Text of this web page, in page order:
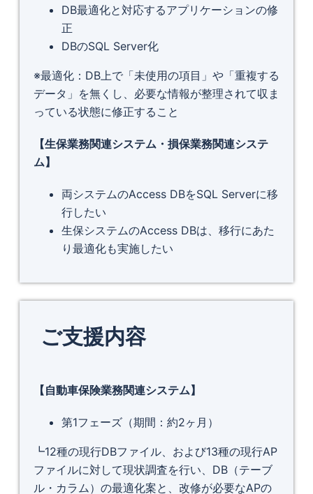
DB最適化と対応するアプリケーションの修
正
DBのSQL Server化
※最適化：DB上で「未使用の項目」や「重複する
データ」を無くし、必要な情報が整理されて収ま
っている状態に修正すること
【生保業務関連システム・損保業務関連システ
ム】
両システムのAccess DBをSQL Serverに移
行したい
生保システムのAccess DBは、移行にあた
り最適化も実施したい
ご支援内容
【自動車保険業務関連システム】
第1フェーズ（期間：約2ヶ月）
┗12種の現行DBファイル、および13種の現行AP
ファイルに対して現状調査を行い、DB（テーブ
ル・カラム）の最適化案と、改修が必要なAPの